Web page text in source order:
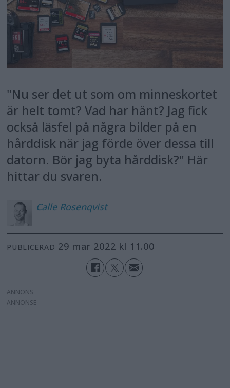
"Nu ser det ut som om minneskortet
är helt tomt? Vad har hänt? Jag fick
också läsfel på några bilder på en
hårddisk när jag förde över dessa till
datorn. Bör jag byta hårddisk?" Här
hittar du svaren.
Calle Rosenqvist
PUBLICERAD 29 mar 2022 kl 11.00
ANNONS